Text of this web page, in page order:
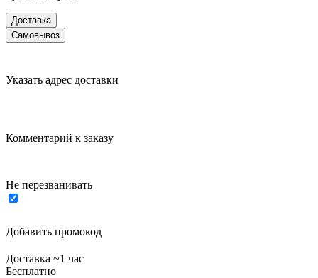
Доставка
Самовывоз
Указать адрес доставки
Комментарий к заказу
Не перезванивать
Добавить промокод
Доставка ~1 час
Бесплатно